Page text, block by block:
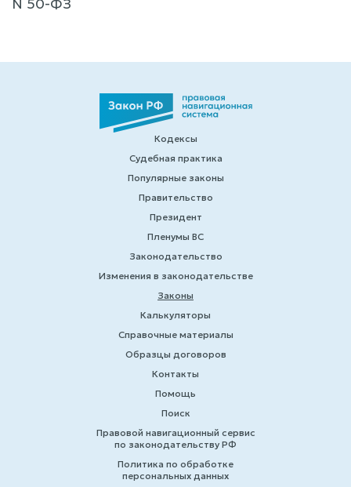
Кодексы
Судебная практика
Популярные законы
Правительство
Президент
Пленумы ВС
Законодательство
Изменения в законодательстве
Законы
Калькуляторы
Справочные материалы
Образцы договоров
Контакты
Помощь
Поиск
Правовой навигационный сервис
по законодательству РФ
Политика по обработке
персональных данных